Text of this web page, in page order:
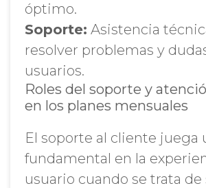
óptimo.
Soporte: Asistencia
resolver problemas y
usuarios.
Roles del soporte y
en los planes mensuales
El soporte al cliente juega
fundamental en la
usuario cuando se trata de